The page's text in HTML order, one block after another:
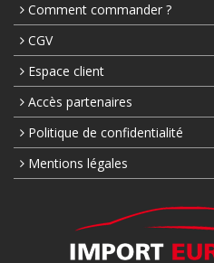
Comment commander ?
CGV
Espace client
Accès partenaires
Politique de confidentialité
Mentions légales